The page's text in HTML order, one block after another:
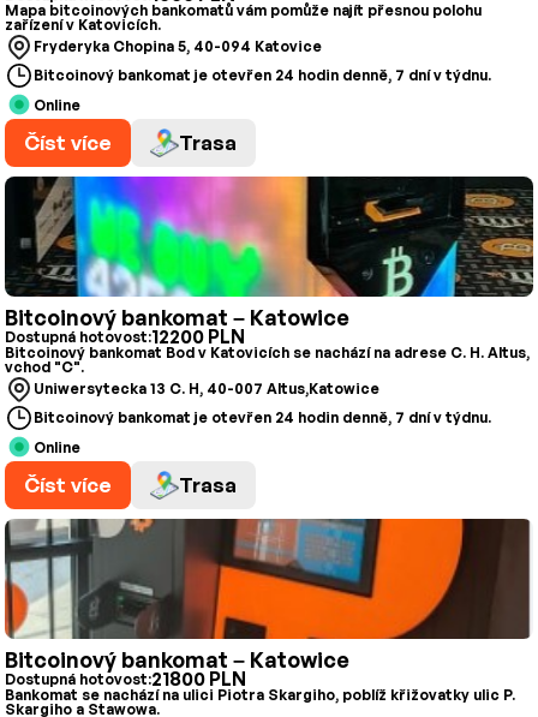
Mapa bitcoinových bankomatů vám pomůže najít přesnou polohu
zařízení v Katovicích.
Fryderyka Chopina 5, 40-094 Katovice
Bitcoinový bankomat je otevřen 24 hodin denně, 7 dní v týdnu.
Online
Číst více Trasa
Bitcoinový bankomat – Katowice
Dostupná hotovost:12200 PLN
Bitcoinový bankomat Bod v Katovicích se nachází na adrese C. H. Altus,
vchod "C".
Uniwersytecka 13 C. H, 40-007 Altus,Katowice
Bitcoinový bankomat je otevřen 24 hodin denně, 7 dní v týdnu.
Online
Číst více Trasa
Bitcoinový bankomat – Katowice
Dostupná hotovost:21800 PLN
Bankomat se nachází na ulici Piotra Skargiho, poblíž křižovatky ulic P.
Skargiho a Stawowa.